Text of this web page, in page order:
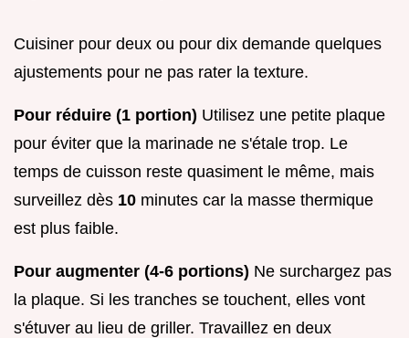
Cuisiner pour deux ou pour dix demande quelques
ajustements pour ne pas rater la texture.
Pour réduire (1 portion) Utilisez une petite plaque
pour éviter que la marinade ne s'étale trop. Le
temps de cuisson reste quasiment le même, mais
surveillez dès 10 minutes car la masse thermique
est plus faible.
Pour augmenter (4-6 portions) Ne surchargez pas
la plaque. Si les tranches se touchent, elles vont
s'étuver au lieu de griller. Travaillez en deux